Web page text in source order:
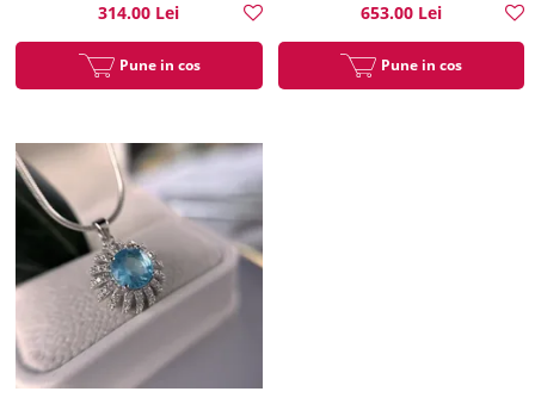
314.00 Lei
Pune in cos
653.00 Lei
Pune in cos